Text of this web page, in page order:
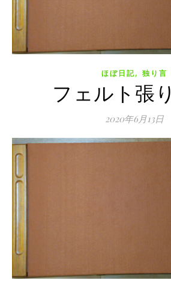
ほぼ日記, 独り言
フェルト張
2020年6月13日